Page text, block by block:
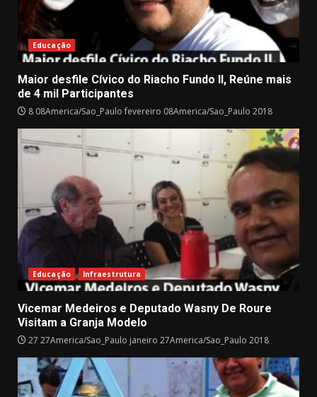
Educação
Maior desfile Cívico do Riacho Fundo II, Reúne mais
de 4 mil Participantes
8 08America/Sao_Paulo fevereiro 08America/Sao_Paulo 2018
Educação Infraestrutura
Vicemar Medeiros e Deputado Wasny De Roure
Visitam a Granja Modelo
27 27America/Sao_Paulo janeiro 27America/Sao_Paulo 2018